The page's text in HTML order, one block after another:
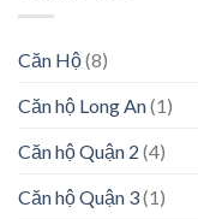
Căn Hộ(8)
Căn hộ Long An(1)
Căn hộ Quận 2 (4)
Căn hộ Quận 3(1)